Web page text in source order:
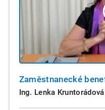
Zaměstnanecké
Ing. Lenka Kruntorádová